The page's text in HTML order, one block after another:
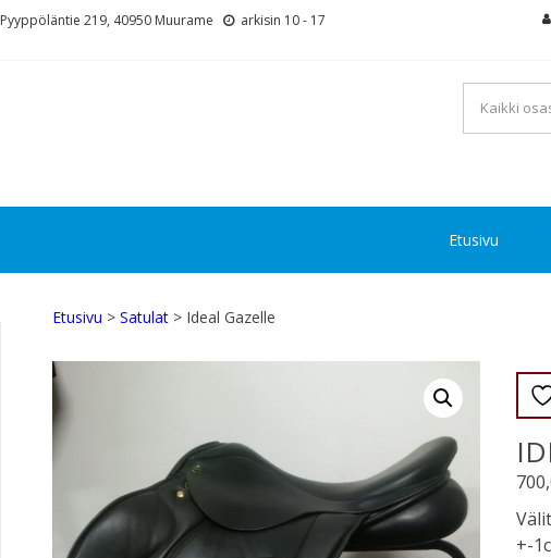
Pyyppöläntie 219, 40950 Muurame arkisin 10 - 17
Etusivu
Etusivu > Satulat > Ideal Gazelle
+-